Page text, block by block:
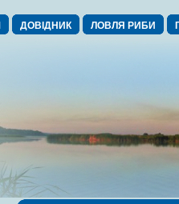
ДОВІДНИК ЛОВЛЯ РИБИ